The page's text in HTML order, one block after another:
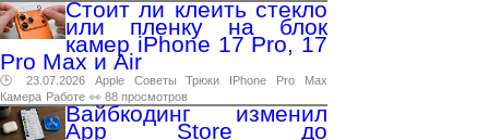
Стоит ли клеить стекло
или пленку на блок
камер iPhone 17 Pro, 17
Pro Max и Air
🕑 23.07.2026 Apple Советы Трюки IPhone Pro
Max
Камера Работе 👀 88 просмотров
Вайбкодинг изменил
App Store до